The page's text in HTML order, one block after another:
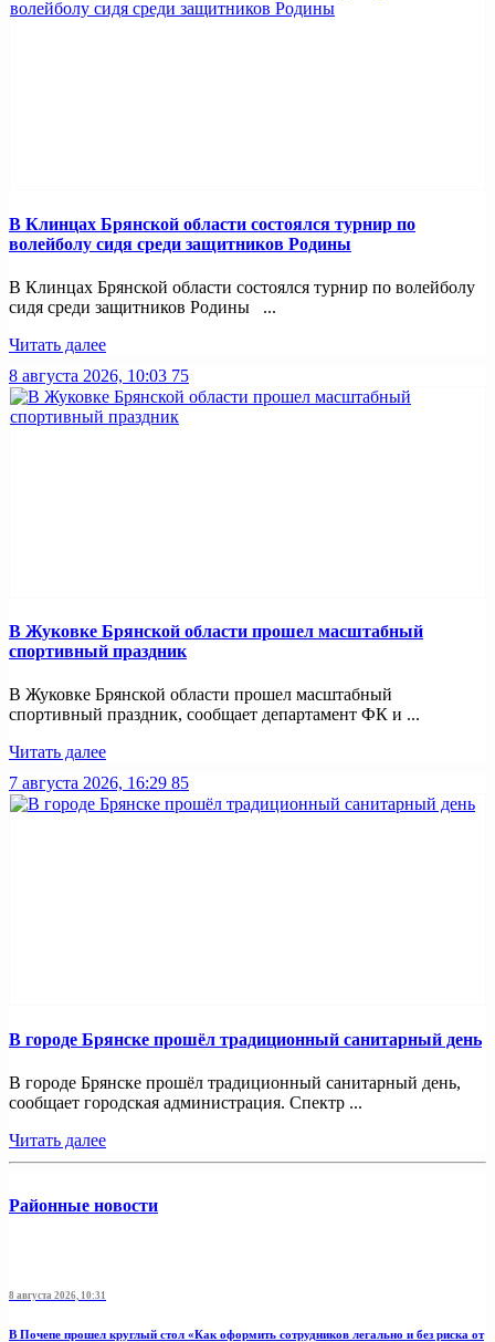
В Клинцах Брянской области состоялся турнир по
волейболу сидя среди защитников Родины
В Клинцах Брянской области состоялся турнир по волейболу
сидя среди защитников Родины ...
Читать далее
8 августа 2026, 10:03 75
В Жуковке Брянской области прошел масштабный
спортивный праздник
В Жуковке Брянской области прошел масштабный
спортивный праздник, сообщает департамент ФК и ...
Читать далее
7 августа 2026, 16:29 85
В городе Брянске прошёл традиционный санитарный день
В городе Брянске прошёл традиционный санитарный день,
сообщает городская администрация. Спектр ...
Читать далее
Районные новости
8 августа 2026, 10:31
В Почепе прошел круглый стол «Как оформить сотрудников легально и без риска от